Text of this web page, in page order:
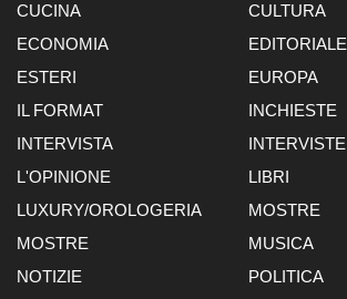
CUCINA
CULTURA
ECONOMIA
EDITORIALE
ESTERI
EUROPA
IL FORMAT
INCHIESTE
INTERVISTA
INTERVISTE
L'OPINIONE
LIBRI
LUXURY/OROLOGERIA
MOSTRE
MOSTRE
MUSICA
NOTIZIE
POLITICA